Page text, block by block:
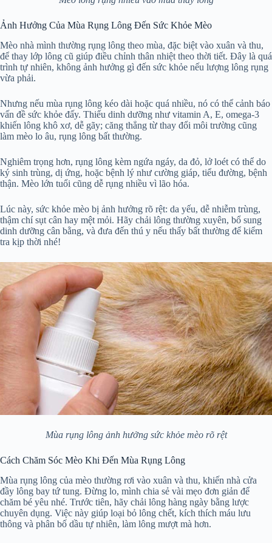
Ảnh Hưởng Của Mùa Rụng Lông Đến Sức Khỏe Mèo
Mèo nhà mình thường rụng lông theo mùa, đặc biệt vào xuân và thu,
để thay lớp lông cũ giúp điều chỉnh thân nhiệt theo thời tiết. Đây là quá
trình tự nhiên, không ảnh hưởng gì đến sức khỏe nếu lượng lông rụng
vừa phải.
Nhưng nếu mùa rụng lông kéo dài hoặc quá nhiều, nó có thể cảnh báo
vấn đề sức khỏe đấy. Thiếu dinh dưỡng như vitamin A, E, omega-3
khiến lông khô xơ, dễ gãy; căng thẳng từ thay đổi môi trường cũng
làm mèo lo âu, rụng lông bất thường.
Nghiêm trọng hơn, rụng lông kèm ngứa ngáy, da đỏ, lở loét có thể do
ký sinh trùng, dị ứng, hoặc bệnh lý như cường giáp, tiểu đường, bệnh
thận. Mèo lớn tuổi cũng dễ rụng nhiều vì lão hóa.
Lúc này, sức khỏe mèo bị ảnh hưởng rõ rệt: da yếu, dễ nhiễm trùng,
thậm chí sụt cân hay mệt mỏi. Hãy chải lông thường xuyên, bổ sung
dinh dưỡng cân bằng, và đưa đến thú y nếu thấy bất thường để kiểm
tra kịp thời nhé!
Mùa rụng lông ảnh hưởng sức khỏe mèo rõ rệt
Cách Chăm Sóc Mèo Khi Đến Mùa Rụng Lông
Mùa rụng lông của mèo thường rơi vào xuân và thu, khiến nhà cửa
đầy lông bay tứ tung. Đừng lo, mình chia sẻ vài mẹo đơn giản để
chăm bé yêu nhé. Trước tiên, hãy chải lông hàng ngày bằng lược
chuyên dụng. Việc này giúp loại bỏ lông chết, kích thích máu lưu
thông và phân bố dầu tự nhiên, làm lông mượt mà hơn.